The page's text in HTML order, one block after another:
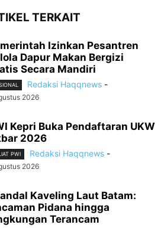
TERKAIT
Izinkan Pesantren
Dapur Makan Bergizi
Secara Mandiri
Redaksi Haqqnews -
2026
Kepri Buka Pendaftaran UKW
2026
PWI Redaksi Haqqnews -
2026
Kaveling Laut Batam:
Pidana hingga
Terancam